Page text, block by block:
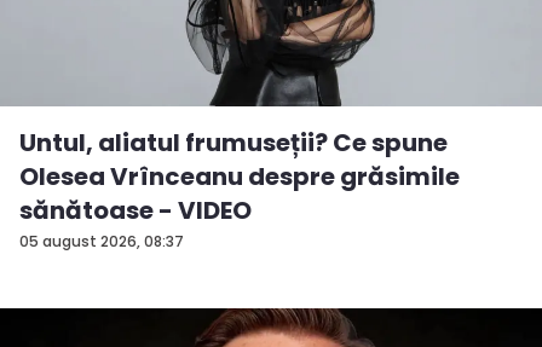
05 august 2026, 08:37
Untul, aliatul frumuseții? Ce spune
Olesea Vrînceanu despre grăsimile
sănătoase - VIDEO